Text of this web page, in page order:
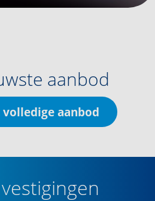
aanbod
aanbod